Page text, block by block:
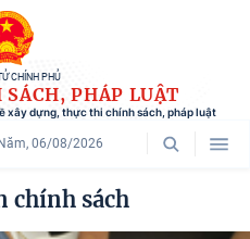
CHÍNH PHỦ
PHÁP LUẬT
xây dựng, thực thi chính sách, pháp luật
06/08/2026
chính sách